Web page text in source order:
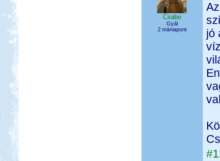
Csabo
Gyál
2 mániapont
jó